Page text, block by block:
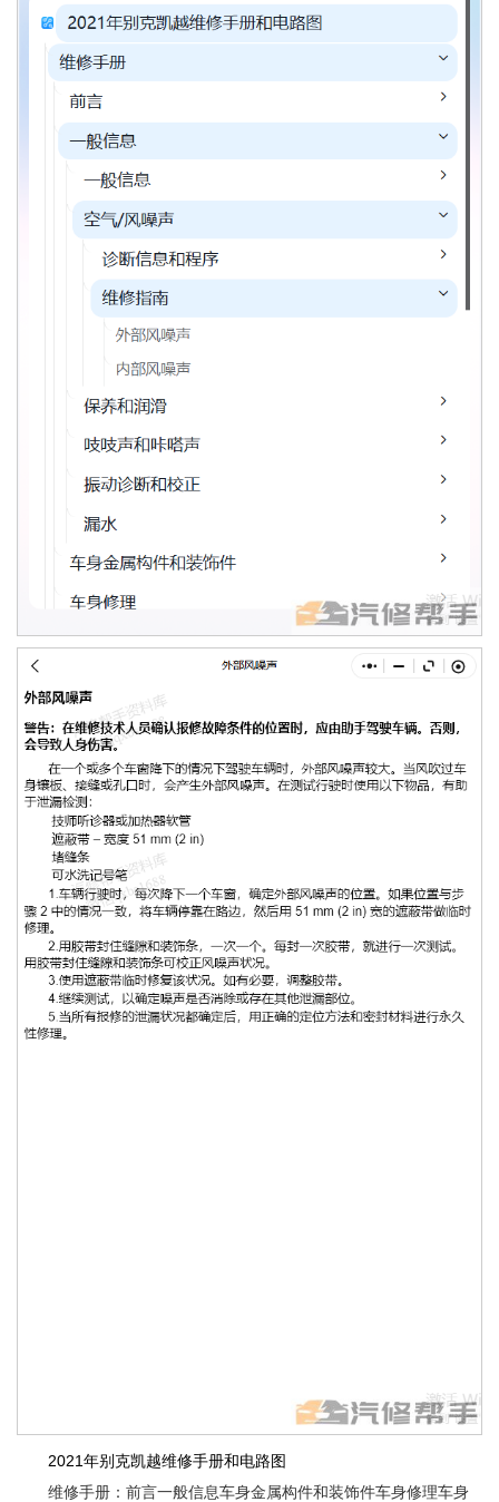
2021年别克凯越维修手册和电路图
维修手册：前言一般信息车身金属构件和装饰件车身修理车身